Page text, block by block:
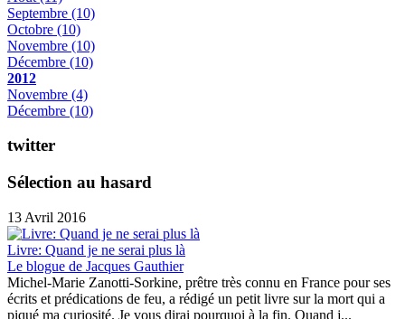
Septembre (10)
Octobre (10)
Novembre (10)
Décembre (10)
2012
Novembre (4)
Décembre (10)
twitter
Sélection au hasard
13 Avril 2016
Livre: Quand je ne serai plus là
Le blogue de Jacques Gauthier
Michel-Marie Zanotti-Sorkine, prêtre très connu en France pour ses
écrits et prédications de feu, a rédigé un petit livre sur la mort qui a
piqué ma curiosité. Je vous dirai pourquoi à la fin. Quand j...